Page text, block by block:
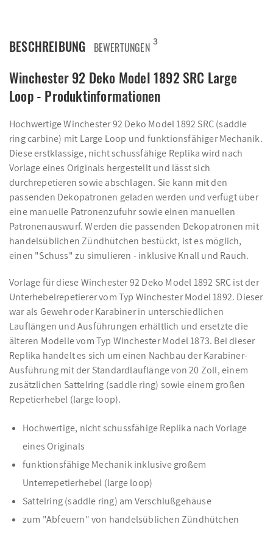
BESCHREIBUNG BEWERTUNGEN 3
Winchester 92 Deko Model 1892 SRC Large
Loop - Produktinformationen
Hochwertige Winchester 92 Deko Model 1892 SRC (saddle
ring carbine) mit Large Loop und funktionsfähiger Mechanik.
Diese erstklassige, nicht schussfähige Replika wird nach
Vorlage eines Originals hergestellt und lässt sich
durchrepetieren sowie abschlagen. Sie kann mit den
passenden Dekopatronen geladen werden und verfügt über
eine manuelle Patronenzufuhr sowie einen manuellen
Patronenauswurf. Werden die passenden Dekopatronen mit
handelsüblichen Zündhütchen bestückt, ist es möglich,
einen "Schuss" zu simulieren - inklusive Knall und Rauch.
Vorlage für diese Winchester 92 Deko Model 1892 SRC ist der
Unterhebelrepetierer vom Typ Winchester Model 1892. Dieser
war als Gewehr oder Karabiner in unterschiedlichen
Lauflängen und Ausführungen erhältlich und ersetzte die
älteren Modelle vom Typ Winchester Model 1873. Bei dieser
Replika handelt es sich um einen Nachbau der Karabiner-
Ausführung mit der Standardlauflänge von 20 Zoll, einem
zusätzlichen Sattelring (saddle ring) sowie einem großen
Repetierhebel (large loop).
Hochwertige, nicht schussfähige Replika nach Vorlage
eines Originals
funktionsfähige Mechanik inklusive großem
Unterrepetierhebel (large loop)
Sattelring (saddle ring) am Verschlußgehäuse
zum "Abfeuern" von handelsüblichen Zündhütchen